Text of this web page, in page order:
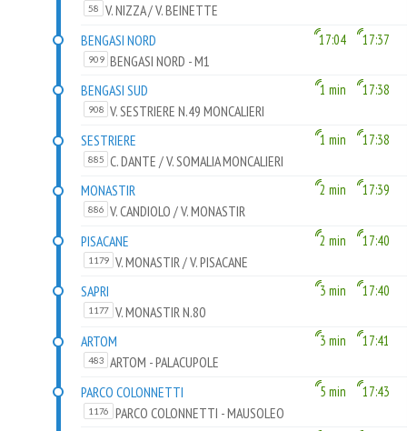
58 V. NIZZA / V. BEINETTE
BENGASI NORD
909 BENGASI NORD - M1
17:04 17:37
BENGASI SUD
908 V. SESTRIERE N.49 MONCALIERI
1 min 17:38
SESTRIERE
885 C. DANTE / V. SOMALIA MONCALIERI
1 min 17:38
MONASTIR
886 V. CANDIOLO / V. MONASTIR
2 min 17:39
PISACANE
1179 V. MONASTIR / V. PISACANE
2 min 17:40
SAPRI
1177 V. MONASTIR N.80
3 min 17:40
ARTOM
483 ARTOM - PALACUPOLE
3 min 17:41
PARCO COLONNETTI
1176
PARCO COLONNETTI - MAUSOLEO
5 min 17:43